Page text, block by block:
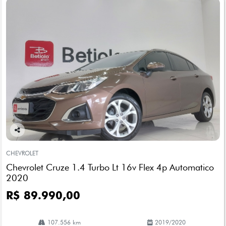
Co
arti
lhe
CHEVROLET
Chevrolet Cruze 1.4 Turbo Lt 16v Flex 4p Automatico
2020
R$ 89.990,00
107.556 km 2019/2020